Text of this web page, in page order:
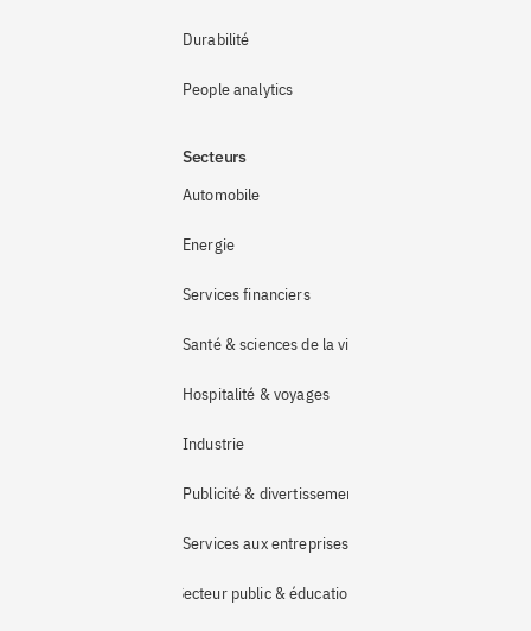
Durabilité
People analytics
Secteurs
Automobile
Energie
Services financiers
Santé & sciences de la vie
Hospitalité & voyages
Industrie
Publicité & divertissement
Services aux entreprises
Secteur public & éducation